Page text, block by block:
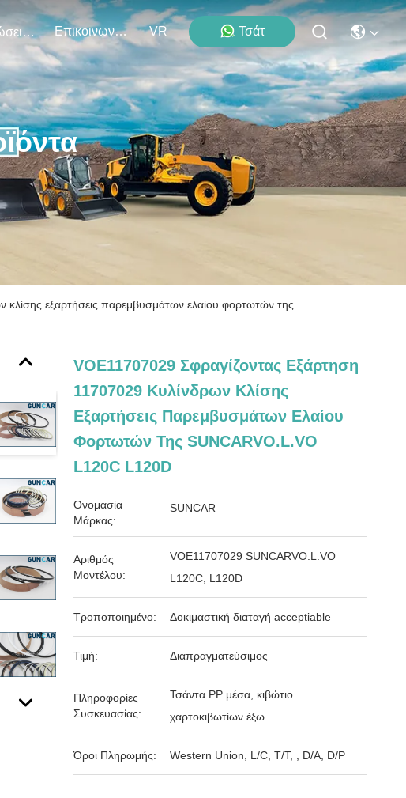
Εκδηλώσεις Επικοινωνήστε Μαζί Μας VR Τσάτ
εξαρτήσεις παρεμβυσμάτων ελαίου φορτωτών της
VOE11707029 Σφραγίζοντας Εξάρτηση
11707029 Κυλίνδρων Κλίσης
Εξαρτήσεις Παρεμβυσμάτων Ελαίου
Φορτωτών Της SUNCARVO.L.VO
L120C L120D
Ονομασία
Μάρκας:
SUNCAR
Αριθμός
Μοντέλου:
VOE11707029 SUNCARVO.L.VO
L120C, L120D
Τροποποιημένο: Δοκιμαστική διαταγή acceptiable
Τιμή: Διαπραγματεύσιμος
Πληροφορίες
Συσκευασίας:
Τσάντα PP μέσα, κιβώτιο
χαρτοκιβωτίων έξω
Όροι Πληρωμής: Western Union, L/C, T/T, , D/A, D/P